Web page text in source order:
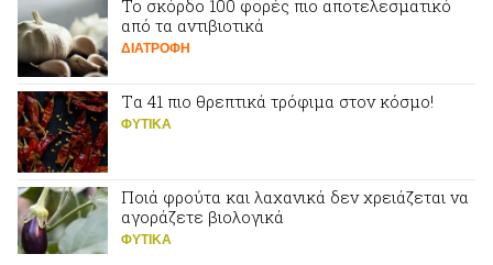
Το σκόρδο 100 φορές πιο αποτελεσματικό
από τα αντιβιοτικά
ΔΙΑΤΡΟΦΗ
Tα 41 πιο θρεπτικά τρόφιμα στον κόσμο!
ΦΥΤΙΚA
Ποιά φρούτα και λαχανικά δεν χρειάζεται να
αγοράζετε βιολογικά
ΦΥΤΙΚA